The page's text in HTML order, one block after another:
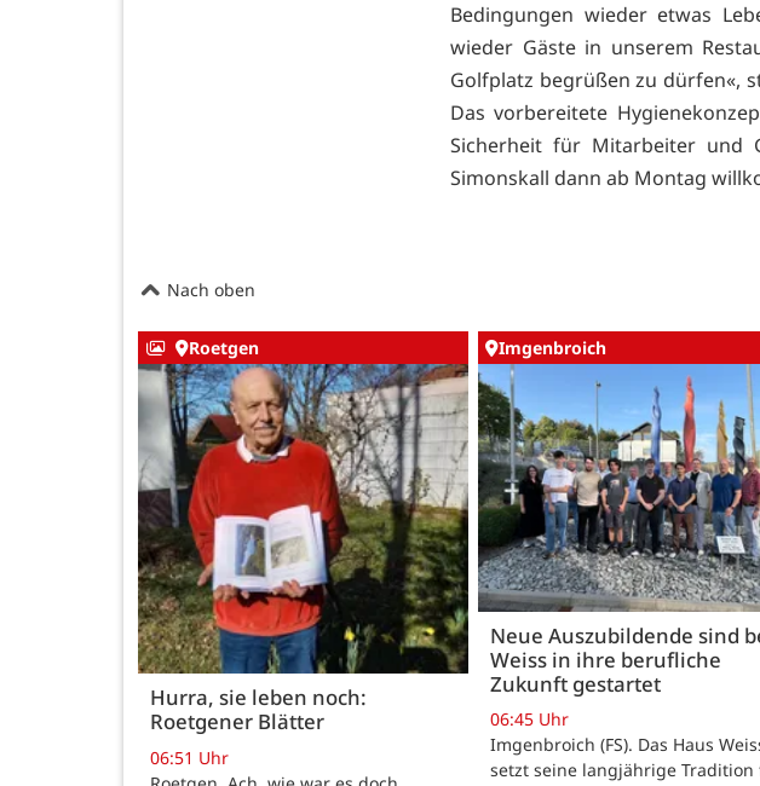
Bedingungen wieder etwas
wieder Gäste in unserem
Golfplatz begrüßen zu dürfen«,
Das vorbereitete
Sicherheit für Mitarbeiter und
Simonskall dann ab Montag
Nach oben
Roetgen
Hurra, sie leben noch:
Roetgener Blätter
06:51 Uhr
Imgenbroich
Neue Auszubildende sind
Weiss in ihre berufliche
Zukunft gestartet
06:45 Uhr
Imgenbroich (FS). Das Haus
setzt seine langjährige Tradition